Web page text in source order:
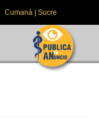
Cumaná | Sucre